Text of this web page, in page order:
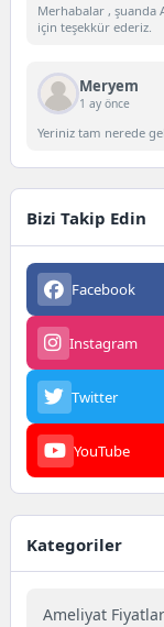
Merhabalar ,
için teşekkür ederiz.
Meryem
1 ay önce
Yeriniz tam nerede
Bizi Takip Edin
Facebook
Instagram
Twitter
YouTube
Kategoriler
Ameliyat